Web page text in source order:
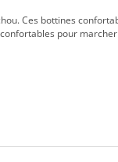
Ces bottines
pour